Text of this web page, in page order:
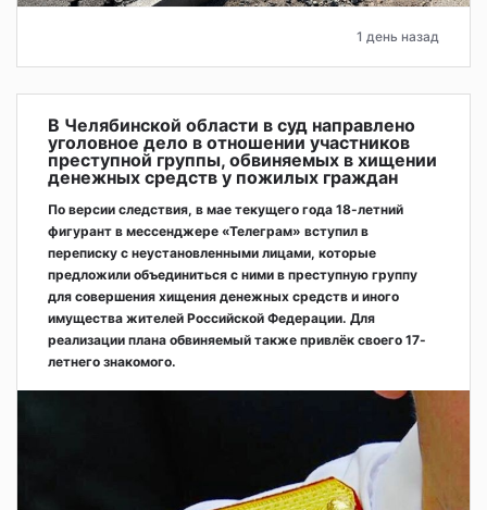
1 день назад
В Челябинской области в суд направлено
уголовное дело в отношении участников
преступной группы, обвиняемых в хищении
денежных средств у пожилых граждан
По версии следствия, в мае текущего года 18-летний
фигурант в мессенджере «Телеграм» вступил в
переписку с неустановленными лицами, которые
предложили объединиться с ними в преступную группу
для совершения хищения денежных средств и иного
имущества жителей Российской Федерации. Для
реализации плана обвиняемый также привлёк своего 17-
летнего знакомого.